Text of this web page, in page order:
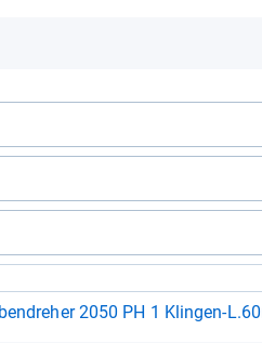
2050 PH 1 Klin­gen-​